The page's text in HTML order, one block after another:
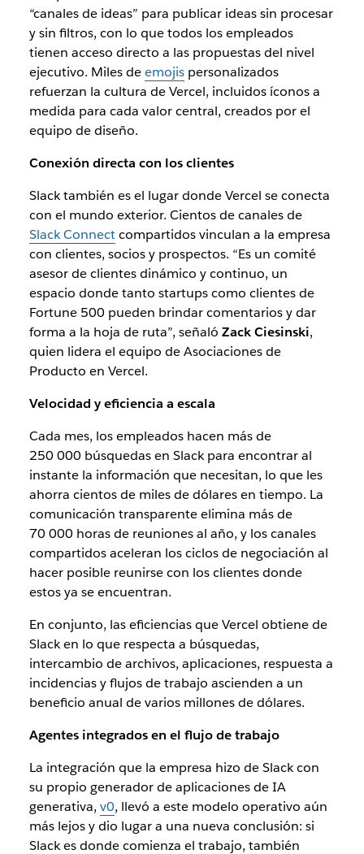
“canales de ideas” para publicar ideas sin procesar
y sin filtros, con lo que todos los empleados
tienen acceso directo a las propuestas del nivel
ejecutivo. Miles deemojispersonalizados
refuerzan la cultura de Vercel, incluidos íconos a
medida para cada valor central, creados por el
equipo de diseño.
Conexión directa con los clientes
Slack también es el lugar donde Vercel se conecta
con el mundo exterior. Cientos de canales de
Slack Connectcompartidos vinculan a la empresa
con clientes, socios y prospectos. “Es un comité
asesor de clientes dinámico y continuo, un
espacio donde tanto startups como clientes de
Fortune 500 pueden brindar comentarios y dar
forma a la hoja de ruta”, señaló Zack Ciesinski,
quien lidera el equipo de Asociaciones de
Producto en Vercel.
Velocidad y eficiencia a escala
Cada mes, los empleados hacen más de
250 000 búsquedas en Slack para encontrar al
instante la información que necesitan, lo que les
ahorra cientos de miles de dólares en tiempo. La
comunicación transparente elimina más de
70 000 horas de reuniones al año, y los canales
compartidos aceleran los ciclos de negociación al
hacer posible reunirse con los clientes donde
estos ya se encuentran.
En conjunto, las eficiencias que Vercel obtiene de
Slack en lo que respecta a búsquedas,
intercambio de archivos, aplicaciones, respuesta a
incidencias y flujos de trabajo ascienden a un
beneficio anual de varios millones de dólares.
Agentes integrados en el flujo de trabajo
La integración que la empresa hizo de Slack con
su propio generador de aplicaciones de IA
generativa, v0, llevó a este modelo operativo aún
más lejos y dio lugar a una nueva conclusión: si
Slack es donde comienza el trabajo, también